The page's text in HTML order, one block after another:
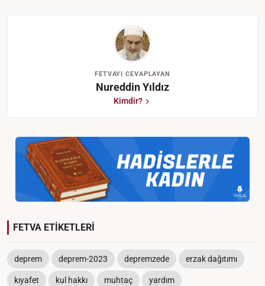
FETVAYI CEVAPLAYAN
Nureddin Yıldız
Kimdir?
FETVA ETİKETLERİ
deprem deprem-2023 depremzede erzak dağıtımı
kıyafet kul hakkı muhtaç yardım